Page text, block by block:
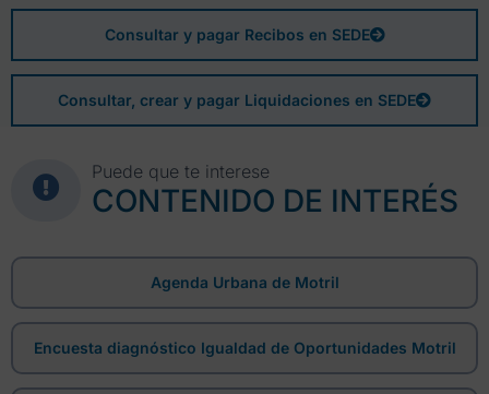
Consultar y pagar Recibos en SEDE
Consultar, crear y pagar Liquidaciones en SEDE
Puede que te interese
CONTENIDO DE INTERÉS
Agenda Urbana de Motril
Encuesta diagnóstico Igualdad de Oportunidades Motril